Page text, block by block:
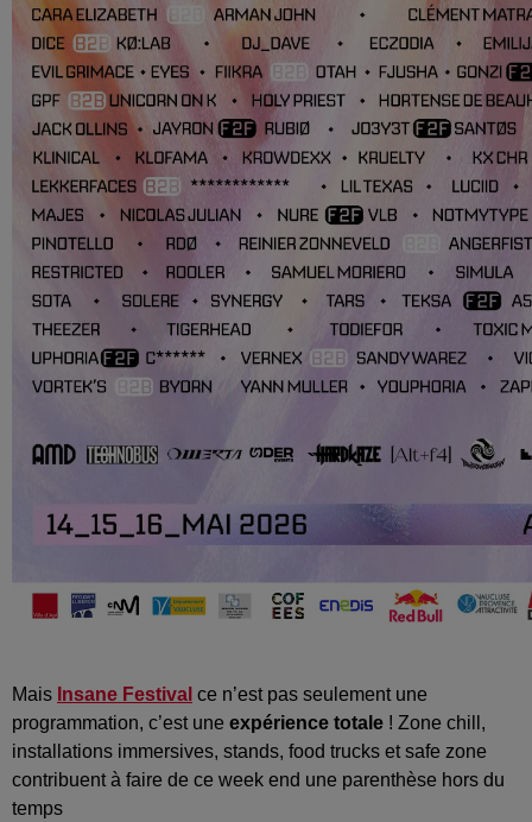
Mais Insane Festival ce n’est pas seulement une
programmation, c’est une expérience totale ! Zone chill,
installations immersives, stands, food trucks et safe zone
contribuent à faire de ce week end une parenthèse hors du
temps